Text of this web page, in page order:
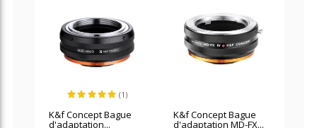
(1)
K&f Concept Bague
d'adaptation...
K&f Concept Bague
d'adaptation MD-FX...